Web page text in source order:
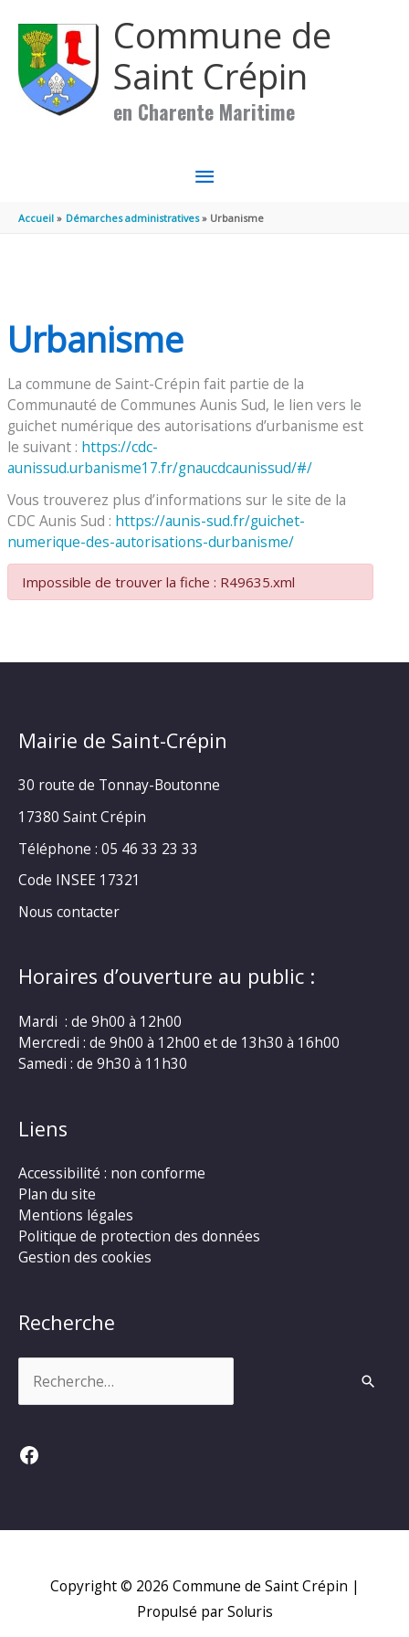
Commune de
Saint Crépin
en Charente Maritime
MENU
PRINCIPAL
Accueil Démarches administratives Urbanisme
Urbanisme
La commune de Saint-Crépin fait partie de la
Communauté de Communes Aunis Sud, le lien vers le
guichet numérique des autorisations d’urbanisme est
le suivant : https://cdc-
aunissud.urbanisme17.fr/gnaucdcaunissud/#/
Vous trouverez plus d’informations sur le site de la
CDC Aunis Sud : https://aunis-sud.fr/guichet-
numerique-des-autorisations-durbanisme/
Impossible de trouver la fiche : R49635.xml
Mairie de Saint-Crépin
30 route de Tonnay-Boutonne
17380 Saint Crépin
Téléphone : 05 46 33 23 33
Code INSEE 17321
Nous contacter
Horaires d’ouverture au public :
Mardi : de 9h00 à 12h00
Mercredi : de 9h00 à 12h00 et de 13h30 à 16h00
Samedi : de 9h30 à 11h30
Liens
Accessibilité : non conforme
Plan du site
Mentions légales
Politique de protection des données
Gestion des cookies
Recherche
Facebook
Copyright © 2026 Commune de Saint Crépin |
Propulsé par Soluris